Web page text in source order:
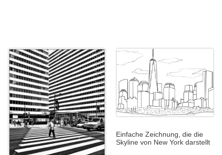
Einfache Zeichnung, die die
Skyline von New York darstellt